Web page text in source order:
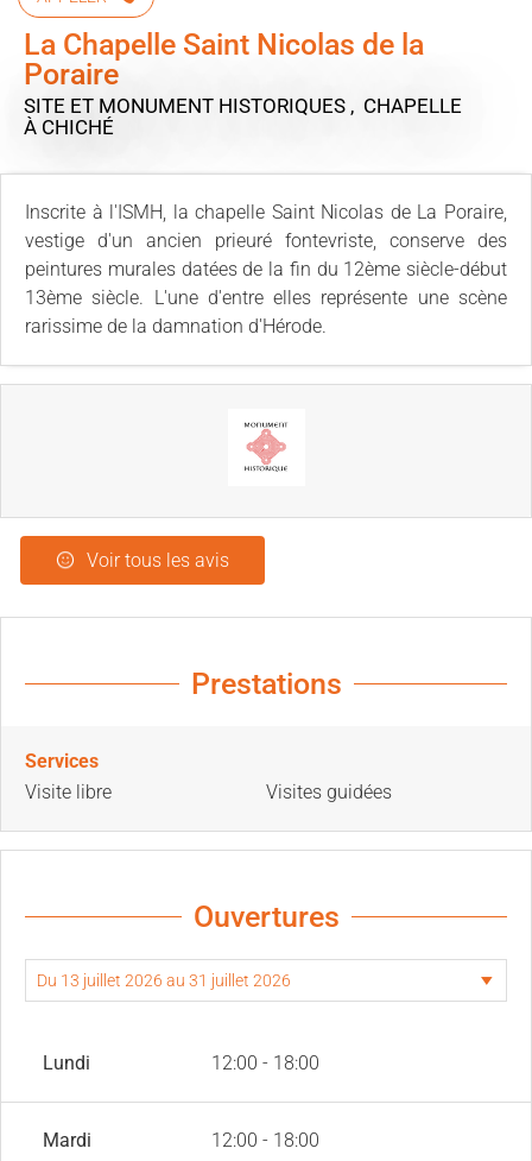
La Chapelle Saint Nicolas de la
Poraire
SITE ET MONUMENT HISTORIQUES , CHAPELLE
À CHICHÉ
Inscrite à l'ISMH, la chapelle Saint Nicolas de La Poraire,
vestige d'un ancien prieuré fontevriste, conserve des
peintures murales datées de la fin du 12ème siècle-début
13ème siècle. L'une d'entre elles représente une scène
rarissime de la damnation d'Hérode.
Voir tous les avis
Prestations
Services
Visite libre
Visites guidées
Ouvertures
Lundi 12:00 - 18:00
Mardi 12:00 - 18:00